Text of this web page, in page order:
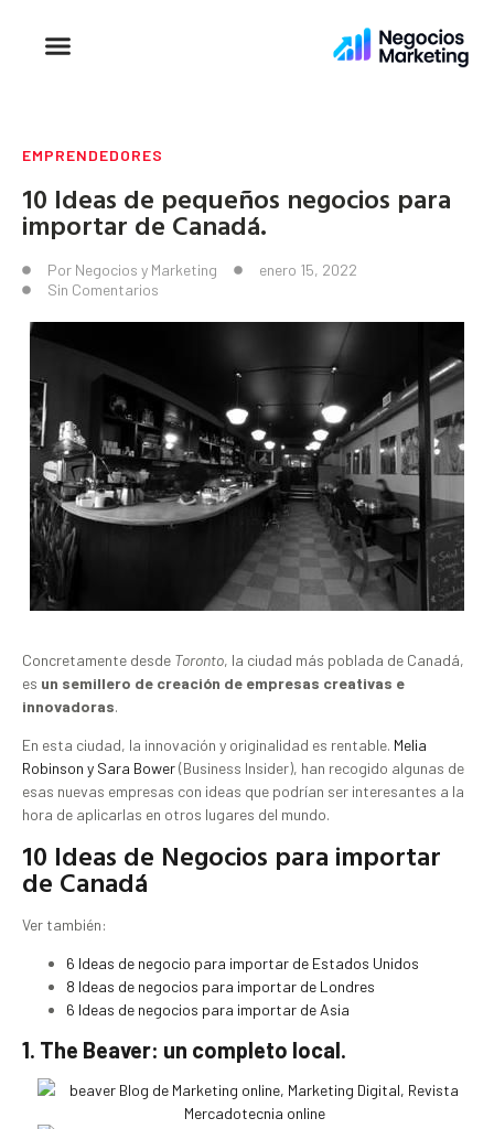
EMPRENDEDORES
10 Ideas de pequeños negocios para
importar de Canadá.
Por Negocios y Marketing
enero 15, 2022
Sin Comentarios
Concretamente desde Toronto, la ciudad más poblada de Canadá,
es un semillero de creación de empresas creativas e
innovadoras.
En esta ciudad, la innovación y originalidad es rentable. Melia
Robinson y Sara Bower(Business Insider), han recogido algunas de
esas nuevas empresas con ideas que podrían ser interesantes a la
hora de aplicarlas en otros lugares del mundo.
10 Ideas de Negocios para importar
de Canadá
Ver también:
6 Ideas de negocio para importar de Estados Unidos
8 Ideas de negocios para importar de Londres
6 Ideas de negocios para importar de Asia
1. The Beaver: un completo local.